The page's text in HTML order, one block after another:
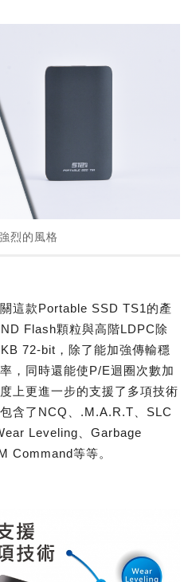
烈的風格
這款Portable SSD TS1的產
Flash顆粒與高階LDPC除
72-bit，除了能加強傳輸穩
，同時還能使P/E迴圈次數加
上更進一步的支援了多項技術
含了NCQ、.M.A.R.T、SLC
Leveling、Garbage
Command等等。